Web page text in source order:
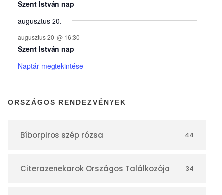
y
e
k
n
a
Szent István nap
augusztus 20.
augusztus 20. @ 16:30
Szent István nap
Naptár megtekintése
ORSZÁGOS RENDEZVÉNYEK
Bíborpiros szép rózsa 44
Citerazenekarok Országos Találkozója 34